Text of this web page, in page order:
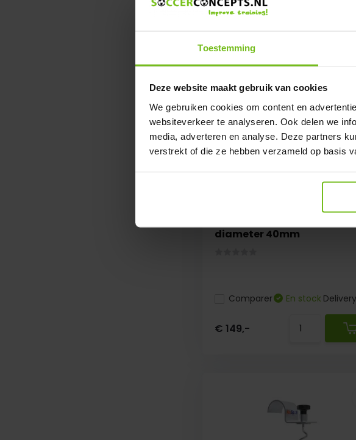
Toestemming
Deze website maakt gebruik van cookies
We gebruiken cookies om content en
websiteverkeer te analyseren. Ook delen we
media, adverteren en analyse. Deze partners
verstrekt of die ze hebben verzameld op basis
€ 159,95
diameter 40mm
Comparer En stock
€ 149,-